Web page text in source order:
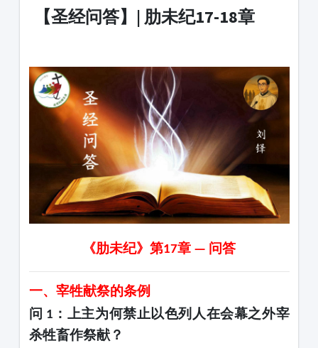
【圣经问答】| 肋未纪17-18章
《肋未纪》第17章 — 问答
一、宰牲献祭的条例
问 1 ：上主为何禁止以色列人在会幕之外宰
杀牲畜作祭献？